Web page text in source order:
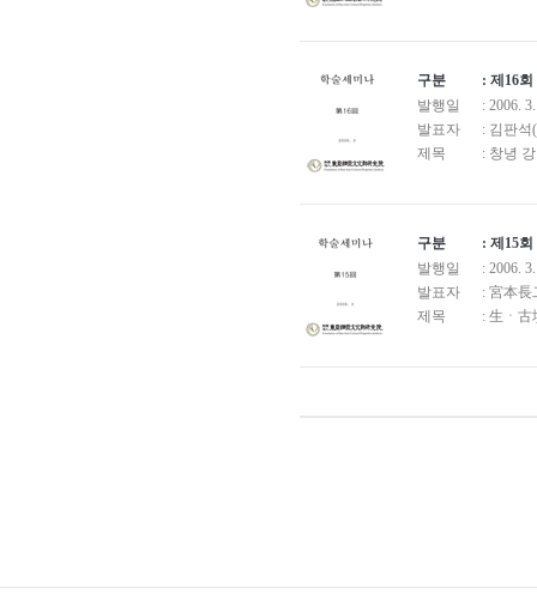
구분
: 제16
발행일
: 2006.
발표자
: 김판
제목
: 창녕
구분
: 제15
발행일
: 2006.
발표자
: 宮本長
제목
: 生ㆍ古